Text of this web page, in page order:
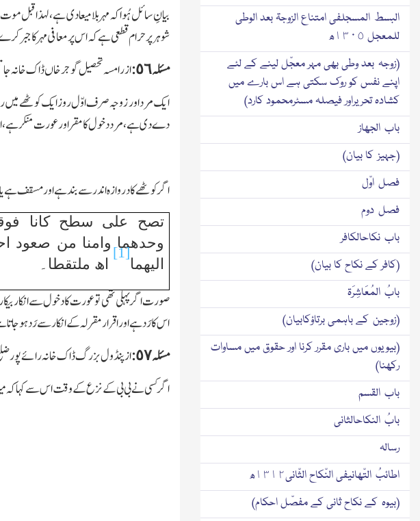
بیانِ سائل ہُوا کہ مہر بلامیعادی ہے،لہذا قبل
شوہر پر حرام قطعی ہے کہ اس پر معافی مہر کا
مسئلہ ٥٦:
از رامسہ تحصیل گوجرخاں ڈاك خانہ جاتلی
ایك مرد اور زوجہ صرف اوّل روز ایك کوٹھے
دے دی ہے،مرد دخول کامقر اور عورت منکر
اگر کوٹھے کادروازہ اندر سے بند ہے اور مسقف ہے
تصح علی سطح کانا
وحدھما وامنا من صعود
الیھما
[1]
اھ ملتقطا۔
صورت اگر پہلی تھی تو عورت کا دخول سے انکار
اس کا رَدہے اور اقرار مقرلہ کے انکار سے رَ د
مسئلہ ٥٧:
از پنڈول بزرگ ڈاك خانہ رائے پور ضلع
اگر کسی نے بی بی کے نزع کے وقت اس سے کہا کہ
البسط المسجلفی امتناع الزوجۃ بعد الوطی
للمعجل ١٣٠٥ھ
(زوجہ بعد وطی بھی مہر معجّل لینے کے لئے
اپنے نفس کو روك سکتی ہے اس بارے میں
کشادہ تحریراور فیصلہ مسٹرمحمود کارد)
باب الجھاز
(جہیز کا بیان)
فصل اوّل
فصل دوم
باب نکاحالکافر
(کافر کے نکاح کا بیان)
بابُ المُعَاشِرَۃ
(زوجین کے باہمی برتاؤکابیان)
(بیویوں میں باری مقرر کرنا اور حقوق میں مساوات
رکھنا)
باب القسم
بابُ النکاحالثانی
رسالہ
اطائبُ التّھانیفی النّکاح الثّانی١٣١٢ھ
(بیوہ کے نکاح ثانی کے مفصّل احکام)